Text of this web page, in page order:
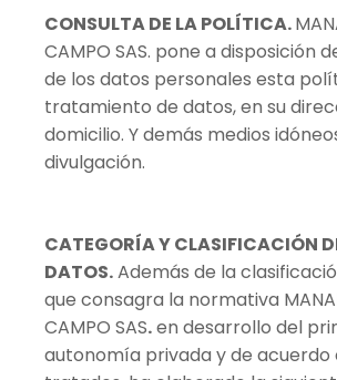
CONSULTA DE LA POLÍTICA.
CAMPO SAS. pone a disposición
de los datos personales esta
tratamiento de datos, en su
domicilio. Y demás medios
divulgación.
CATEGORÍA Y CLASIFICACIÓN
DATOS.Además de la
que consagra la normativa
CAMPO SAS.en desarrollo del
autonomía privada y de acuerdo